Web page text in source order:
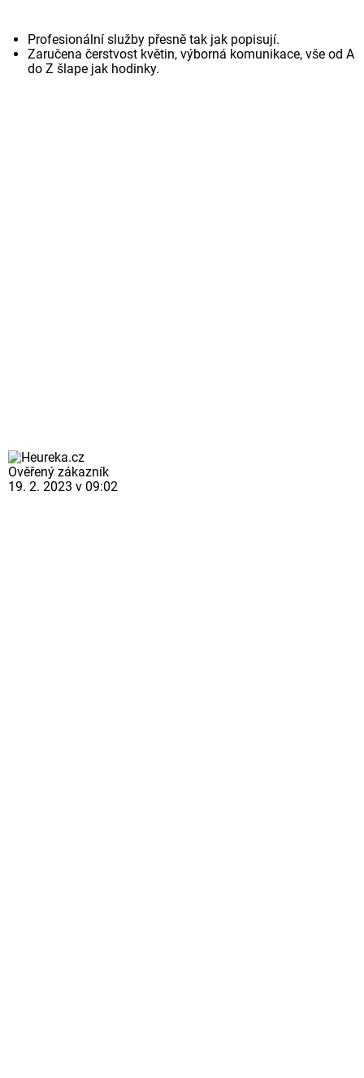
Profesionální služby přesně tak jak popisují.
Zaručena čerstvost květin, výborná komunikace, vše od A
do Z šlape jak hodinky.
Ověřený zákazník
19. 2. 2023 v 09:02